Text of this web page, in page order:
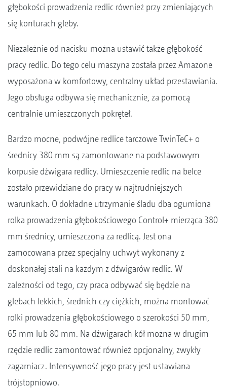
głębokości prowadzenia redlic również przy zmieniających
się konturach gleby.
Niezależnie od nacisku można ustawić także głębokość
pracy redlic. Do tego celu maszyna została przez Amazone
wyposażona w komfortowy, centralny układ przestawiania.
Jego obsługa odbywa się mechanicznie, za pomocą
centralnie umieszczonych pokręteł.
Bardzo mocne, podwójne redlice tarczowe TwinTeC+ o
średnicy 380 mm są zamontowane na podstawowym
korpusie dźwigara redlicy. Umieszczenie redlic na belce
zostało przewidziane do pracy w najtrudniejszych
warunkach. O dokładne utrzymanie śladu dba ogumiona
rolka prowadzenia głębokościowego Control+ mierząca 380
mm średnicy, umieszczona za redlicą. Jest ona
zamocowana przez specjalny uchwyt wykonany z
doskonałej stali na każdym z dźwigarów redlic. W
zależności od tego, czy praca odbywać się będzie na
glebach lekkich, średnich czy ciężkich, można montować
rolki prowadzenia głębokościowego o szerokości 50 mm,
65 mm lub 80 mm. Na dźwigarach kół można w drugim
rzędzie redlic zamontować również opcjonalny, zwykły
zagarniacz. Intensywność jego pracy jest ustawiana
trójstopniowo.